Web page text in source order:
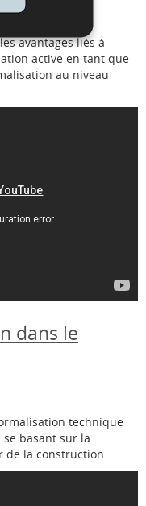
avantages liés à
active en tant que
au niveau
dans le
technique
basant sur la
la construction.